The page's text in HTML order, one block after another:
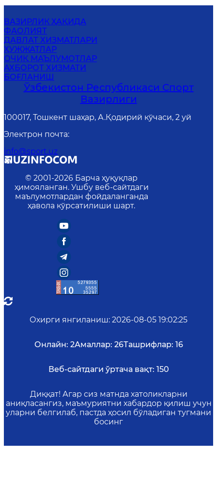
ВАЗИРЛИК ҲАҚИДА
ФАОЛИЯТ
ДАВЛАТ ХИЗМАТЛАРИ
ҲУЖЖАТЛАР
ОЧИҚ МАЪЛУМОТЛАР
АХБОРОТ ХИЗМАТИ
БОҒЛАНИШ
Ўзбекистон Республикаси Спорт
Вазирлиги
100017, Тошкент шаҳар, А.Қодирий кўчаси, 2 уй
Электрон почта:
info@sport.uz
© 2001-2026 Барча ҳуқуқлар
ҳимояланган. Ушбу веб-сайтдаги
маълумотлардан фойдаланганда
ҳавола кўрсатилиши шарт.
Охирги янгиланиш: 2026-08-05 19:02:25
Онлайн: 2Амаллар: 26Ташрифлар: 16
Веб-сайтдаги ўртача вақт: 150
Диққат! Агар сиз матнда хатоликларни
аниқласангиз, маъмуриятни хабардор қилиш учун
уларни белгилаб, пастда ҳосил бўладиган тугмани
босинг